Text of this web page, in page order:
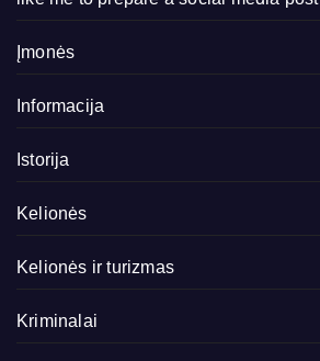
Įmonės
Informacija
Istorija
Kelionės
Kelionės ir turizmas
Kriminalai